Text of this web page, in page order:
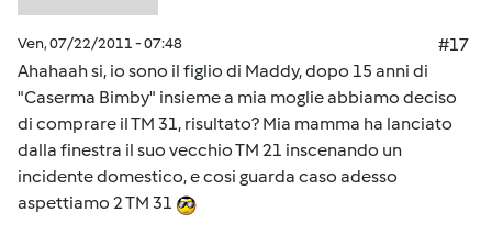
Ven, 07/22/2011 - 07:48
#17
Ahahaah si, io sono il figlio di Maddy, dopo 15 anni di
"Caserma Bimby" insieme a mia moglie abbiamo deciso
di comprare il TM 31, risultato? Mia mamma ha lanciato
dalla finestra il suo vecchio TM 21 inscenando un
incidente domestico, e cosi guarda caso adesso
aspettiamo 2 TM 31